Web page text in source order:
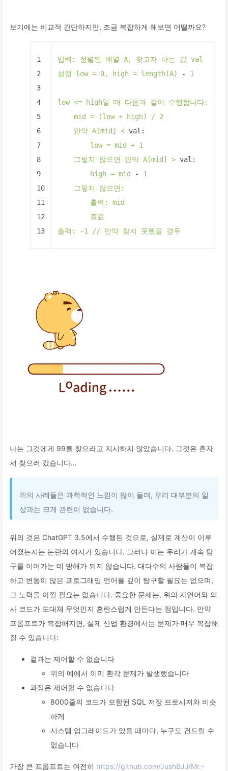
보기에는 비교적 간단하지만, 조금 복잡하게 해보면 어떨까요?
1
2
3
4
5
6
7
8
9
10
11
12
13
입력: 정렬된 배열 A, 찾고자 하는 값 val
설정
low = 0, high = length(A) - 1
low <= high일 때 다음과 같이
수행합니다:
mid
= (low + high) / 2
만약 A[mid] < val:
low = mid + 1
그렇지
않으면 만약 A[mid] > val:
high = mid -
1
그렇지
않으면:
출력:
mid
종료
출력:
-1 // 만약 찾지 못했을 경우
나는 그것에게 99를 찾으라고 지시하지 않았습니다. 그것은 혼자
서 찾으러 갔습니다…
위의 사례들은 과학적인 느낌이 많이 들며, 우리 대부분의 일
상과는 크게 관련이 없습니다.
위의 것은 ChatGPT 3.5에서 수행된 것으로, 실제로 계산이 이루
어졌는지는 논란의 여지가 있습니다. 그러나 이는 우리가 계속 탐
구를 이어가는 데 방해가 되지 않습니다. 대다수의 사람들이 복잡
하고 변동이 많은 프로그래밍 언어를 깊이 탐구할 필요는 없으며,
그 노력을 아낄 필요는 없습니다. 중요한 문제는, 위의 자연어와 의
사 코드가 도대체 무엇인지 혼란스럽게 만든다는 점입니다. 만약
프롬프트가 복잡해지면, 실제 산업 환경에서는 문제가 매우 복잡해
질 수 있습니다:
결과는 제어할 수 없습니다
위의 예에서 이미 환각 문제가 발생했습니다
과정은 제어할 수 없습니다
8000줄의 코드가 포함된 SQL 저장 프로시저와 비슷
하게
시스템 업그레이드가 있을 때마다, 누구도 건드릴 수
없습니다
가장 큰 프롬프트는 여전히 https://github.com/JushBJJ/Mr.-